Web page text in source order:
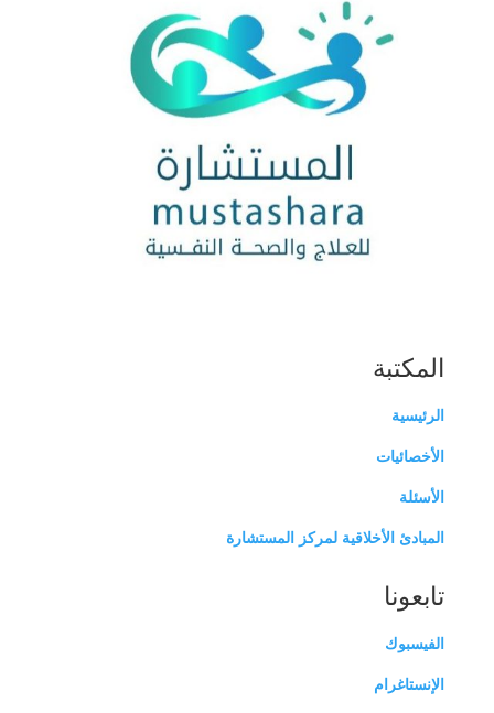
المكتبة
الرئيسية
الأخصائيات
الأسئلة
المبادئ الأخلاقية لمركز المستشارة
تابعونا
الفيسبوك
الإنستاغرام